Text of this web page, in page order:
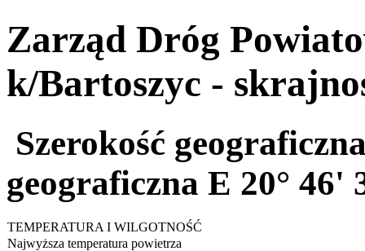
Zarząd Dróg
k/Bartoszyc -
Szerokość
geograficzna E 20°
TEMPERATURA I WILGOTNOŚĆ
Najwyższa temperatura powietrza